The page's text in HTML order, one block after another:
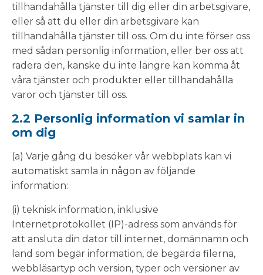
tillhandahålla tjänster till dig eller din arbetsgivare,
eller så att du eller din arbetsgivare kan
tillhandahålla tjänster till oss. Om du inte förser oss
med sådan personlig information, eller ber oss att
radera den, kanske du inte längre kan komma åt
våra tjänster och produkter eller tillhandahålla
varor och tjänster till oss.
2.2 Personlig information vi samlar in
om dig
(a) Varje gång du besöker vår webbplats kan vi
automatiskt samla in någon av följande
information:
(i) teknisk information, inklusive
Internetprotokollet (IP)-adress som används för
att ansluta din dator till internet, domännamn och
land som begär information, de begärda filerna,
webbläsartyp och version, typer och versioner av